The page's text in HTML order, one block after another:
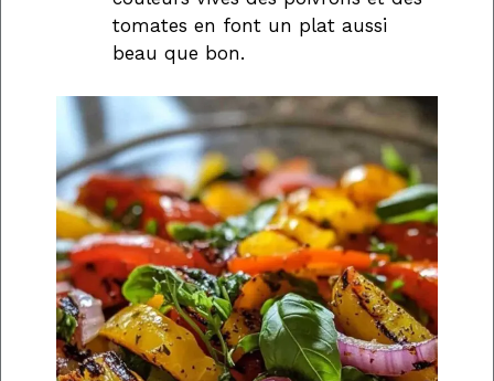
tomates en font un plat aussi
beau que bon.